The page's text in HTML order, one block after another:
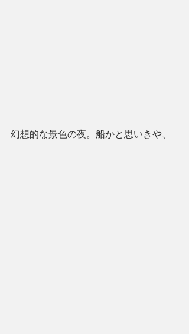
幻想的な景色の夜。船かと思いきや、